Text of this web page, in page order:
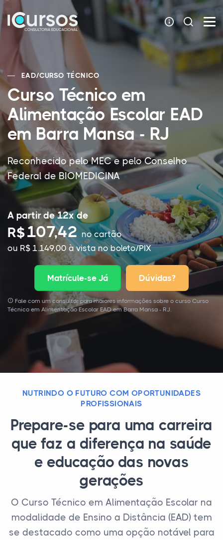
EAD/CURSO TÉCNICO
Curso Técnico em
Alimentação Escolar EAD
em Barra Mansa - RJ
Reconhecido pelo MEC e pelo Conselho
Federal de BIOMEDICINA
A partir de 12x de
R$107,42no cartão
ou R$ 1.149,00 à vista no boleto/PIX
Matrícule-se Já Dúvidas?
Fale com um consultor para maiores informações sobre o curso Curso
Técnico em Alimentação Escolar EAD em Barra Mansa - RJ.
NUTRINDO O FUTURO COM OPORTUNIDADES
PROFISSIONAIS
Prepare-se para uma carreira
que faz a diferença na saúde
e educação das novas
gerações
O Curso Técnico em Alimentação Escolar na
modalidade de Ensino a Distância (EAD) tem
se destacado como uma opção notável para